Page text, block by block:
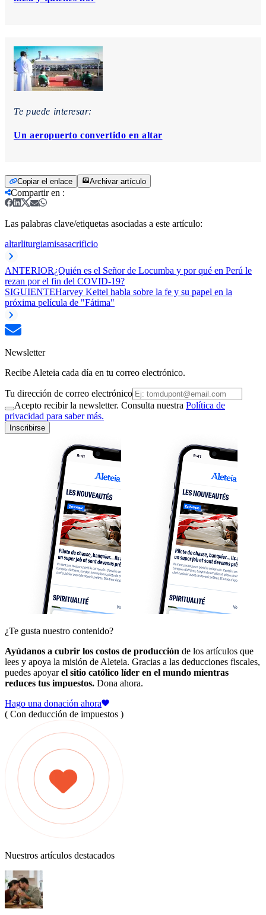
Te puede interesar:
Un aeropuerto convertido en altar
Copiar el enlace Archivar artículo
Compartir en :
Las palabras clave/etiquetas asociadas a este artículo:
altarliturgiamisasacrificio
ANTERIOR¿Quién es el Señor de Locumba y por qué en Perú le
rezan por el fin del COVID-19?
SIGUIENTEHarvey Keitel habla sobre la fe y su papel en la
próxima película de "Fátima"
Newsletter
Recibe Aleteia cada día en tu correo electrónico.
Tu dirección de correo electrónico
Acepto recibir la newsletter. Consulta nuestra Política de
privacidad para saber más.
Inscribirse
¿Te gusta nuestro contenido?
Ayúdanos a cubrir los costos de producción de los artículos que
lees y apoya la misión de Aleteia. Gracias a las deducciones fiscales,
puedes apoyarel sitio católico líder en el mundo mientras
reduces tus impuestos. Dona ahora.
Hago una donación ahora
( Con deducción de impuestos )
Nuestros artículos destacados